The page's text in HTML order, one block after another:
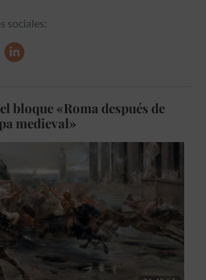
sociales:
bloque «Roma después de
medieval»